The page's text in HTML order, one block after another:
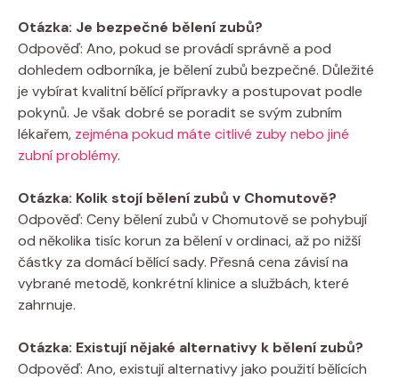
Otázka: Je bezpečné bělení zubů?
Odpověď: Ano, pokud se provádí správně a pod
dohledem odborníka, je bělení zubů bezpečné. Důležité
je vybírat kvalitní bělící přípravky a postupovat podle
pokynů. Je však dobré se poradit se svým zubním
lékařem, zejména pokud máte citlivé zuby nebo jiné
zubní problémy.
Otázka: Kolik stojí bělení zubů v Chomutově?
Odpověď: Ceny bělení zubů v Chomutově se pohybují
od několika tisíc korun za bělení v ordinaci, až po nižší
částky za domácí bělící sady. Přesná cena závisí na
vybrané metodě, konkrétní klinice a službách, které
zahrnuje.
Otázka: Existují nějaké alternativy k bělení zubů?
Odpověď: Ano, existují alternativy jako použití bělících